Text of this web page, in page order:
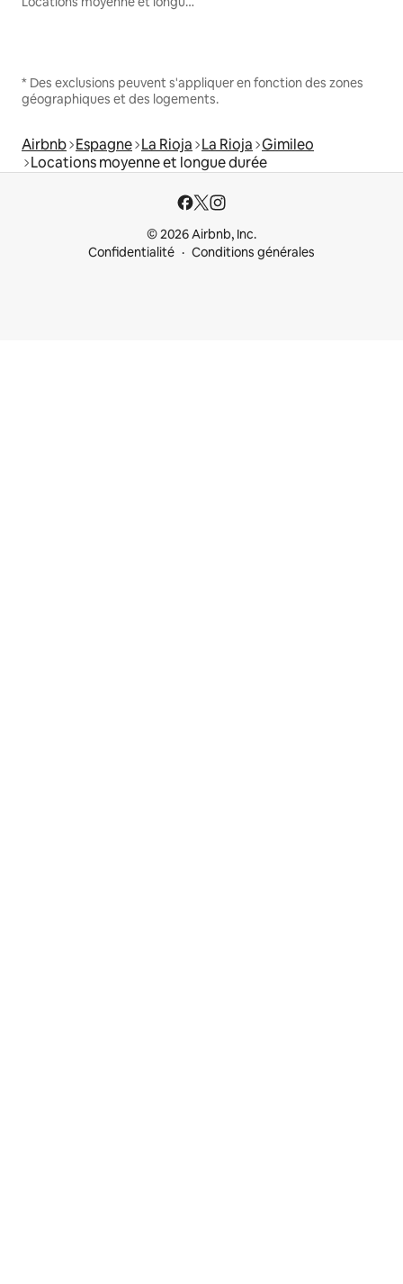
* Des exclusions peuvent s'appliquer en fonction des zones
géographiques et des logements.
Airbnb Espagne La Rioja La Rioja Gimileo
Locations moyenne et longue durée
© 2026 Airbnb, Inc.
Confidentialité
Conditions générales